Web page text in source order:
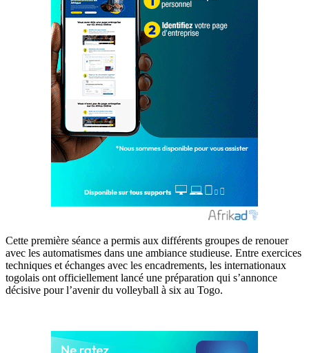
Cette première séance a permis aux différents groupes de renouer
avec les automatismes dans une ambiance studieuse. Entre exercices
techniques et échanges avec les encadrements, les internationaux
togolais ont officiellement lancé une préparation qui s’annonce
décisive pour l’avenir du volleyball à six au Togo.